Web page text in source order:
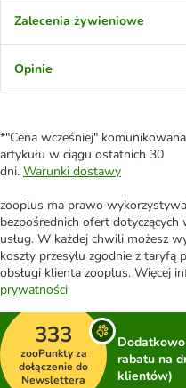
Zalecenia żywieniowe
Opinie
*"Cena wcześniej"
artykułu w ciągu ostatnich 30
dni. Warunki dostawy
zooplus ma prawo
bezpośrednich ofert
usług. W każdej chwili możesz
koszty przesyłu zgodnie z taryfą
obsługi klienta zooplus. Więcej
prywatności
333
zooPunkty za
dołączenie do
Newslettera
rabatu na
klientów)